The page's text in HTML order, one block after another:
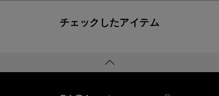
チェックしたアイテム